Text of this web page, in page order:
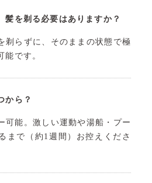
髪を剃る必要はありますか？
剃らずに、そのままの状態で極
能です。
から？
可能。激しい運動や湯船・プー
まで（約1週間）お控えくださ